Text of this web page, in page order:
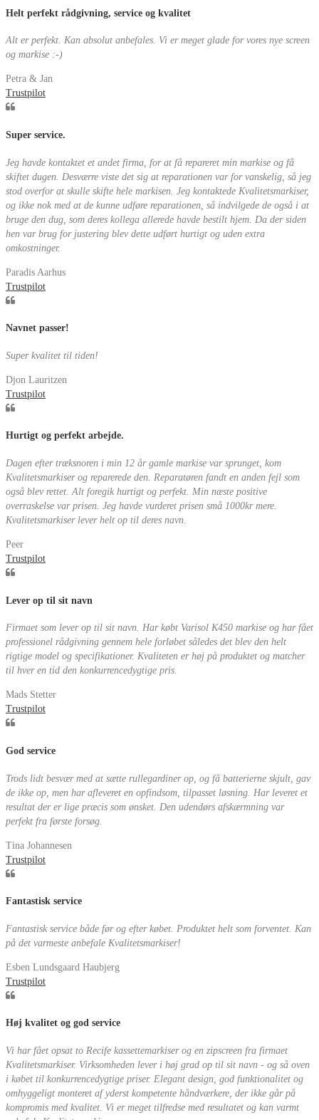
Helt perfekt rådgivning, service og kvalitet
Alt er perfekt. Kan absolut anbefales. Vi er meget glade for vores nye screen
og markise :-)
Petra & Jan
Trustpilot
Super service.
Jeg havde kontaktet et andet firma, for at få repareret min markise og få
skiftet dugen. Desværre viste det sig at reparationen var for vanskelig, så jeg
stod overfor at skulle skifte hele markisen. Jeg kontaktede Kvalitetsmarkiser,
og ikke nok med at de kunne udføre reparationen, så indvilgede de også i at
bruge den dug, som deres kollega allerede havde bestilt hjem. Da der siden
hen var brug for justering blev dette udført hurtigt og uden extra
omkostninger.
Paradis Aarhus
Trustpilot
Navnet passer!
Super kvalitet til tiden!
Djon Lauritzen
Trustpilot
Hurtigt og perfekt arbejde.
Dagen efter træksnoren i min 12 år gamle markise var sprunget, kom
Kvalitetsmarkiser og reparerede den. Reparatøren fandt en anden fejl som
også blev rettet. Alt foregik hurtigt og perfekt. Min næste positive
overraskelse var prisen. Jeg havde vurderet prisen små 1000kr mere.
Kvalitetsmarkiser lever helt op til deres navn.
Peer
Trustpilot
Lever op til sit navn
Firmaet som lever op til sit navn. Har købt Varisol K450 markise og har fået
professionel rådgivning gennem hele forløbet således det blev den helt
rigtige model og specifikationer. Kvaliteten er høj på produktet og matcher
til hver en tid den konkurrencedygtige pris.
Mads Stetter
Trustpilot
God service
Trods lidt besvær med at sætte rullegardiner op, og få batterierne skjult, gav
de ikke op, men har afleveret en opfindsom, tilpasset løsning. Har leveret et
resultat der er lige præcis som ønsket. Den udendørs afskærmning var
perfekt fra første forsøg.
Tina Johannesen
Trustpilot
Fantastisk service
Fantastisk service både før og efter købet. Produktet helt som forventet. Kan
på det varmeste anbefale Kvalitetsmarkiser!
Esben Lundsgaard Haubjerg
Trustpilot
Høj kvalitet og god service
Vi har fået opsat to Recife kassettemarkiser og en zipscreen fra firmaet
Kvalitetsmarkiser. Virksomheden lever i høj grad op til sit navn - og så oven
i købet til konkurrencedygtige priser. Elegant design, god funktionalitet og
omhyggeligt monteret af yderst kompetente håndværkere, der ikke går på
kompromis med kvalitet. Vi er meget tilfredse med resultatet og kan varmt